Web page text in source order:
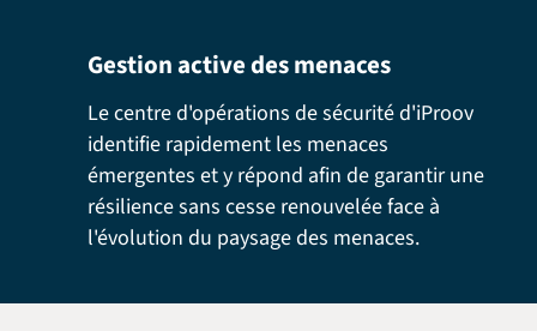
Gestion active des menaces
Le centre d'opérations de sécurité d'iProov
identifie rapidement les menaces
émergentes et y répond afin de garantir une
résilience sans cesse renouvelée face à
l'évolution du paysage des menaces.